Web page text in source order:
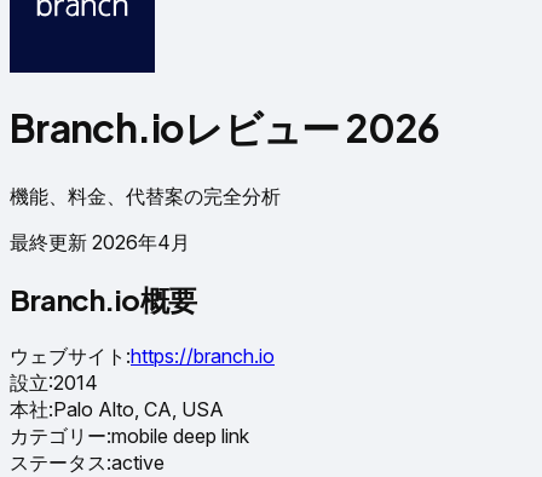
Branch.ioレビュー 2026
機能、料金、代替案の完全分析
最終更新 2026年4月
Branch.io概要
ウェブサイト :https://branch.io
設立:2014
本社:Palo Alto, CA, USA
カテゴリー:mobile deep link
ステータス:active